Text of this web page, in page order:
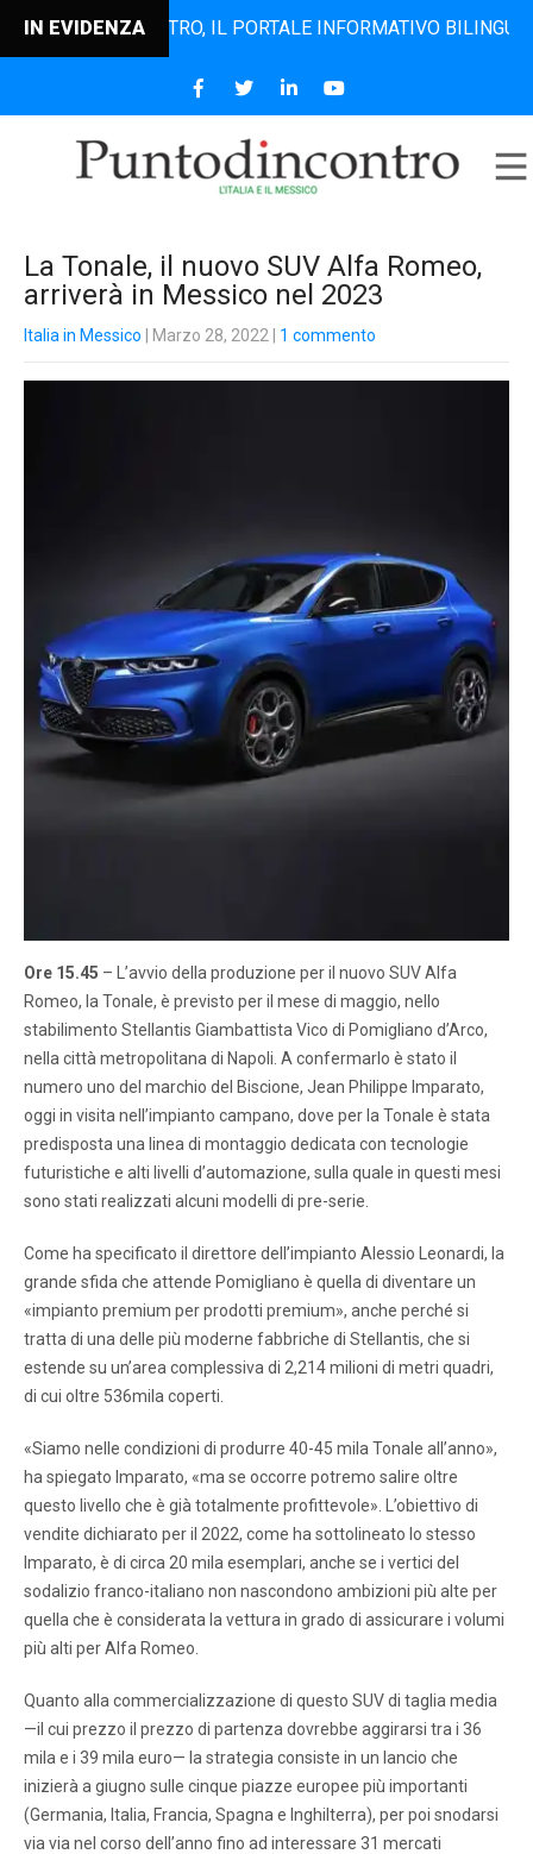
IN EVIDENZA IL PORTALE INFORMATIVO BILINGUE
La Tonale, il nuovo SUV Alfa Romeo,
arriverà in Messico nel 2023
Italia in Messico | Marzo 28, 2022 1 commento
Ore 15.45 – L’avvio della produzione per il nuovo SUV Alfa
Romeo, la Tonale, è previsto per il mese di maggio, nello
stabilimento Stellantis Giambattista Vico di Pomigliano d’Arco,
nella città metropolitana di Napoli. A confermarlo è stato il
numero uno del marchio del Biscione, Jean Philippe Imparato,
oggi in visita nell’impianto campano, dove per la Tonale è stata
predisposta una linea di montaggio dedicata con tecnologie
futuristiche e alti livelli d’automazione, sulla quale in questi mesi
sono stati realizzati alcuni modelli di pre-serie.
Come ha specificato il direttore dell’impianto Alessio Leonardi, la
grande sfida che attende Pomigliano è quella di diventare un
«impianto premium per prodotti premium», anche perché si
tratta di una delle più moderne fabbriche di Stellantis, che si
estende su un’area complessiva di 2,214 milioni di metri quadri,
di cui oltre 536mila coperti.
«Siamo nelle condizioni di produrre 40-45 mila Tonale all’anno»,
ha spiegato Imparato, «ma se occorre potremo salire oltre
questo livello che è già totalmente profittevole». L’obiettivo di
vendite dichiarato per il 2022, come ha sottolineato lo stesso
Imparato, è di circa 20 mila esemplari, anche se i vertici del
sodalizio franco-italiano non nascondono ambizioni più alte per
quella che è considerata la vettura in grado di assicurare i volumi
più alti per Alfa Romeo.
Quanto alla commercializzazione di questo SUV di taglia media
—il cui prezzo il prezzo di partenza dovrebbe aggirarsi tra i 36
mila e i 39 mila euro— la strategia consiste in un lancio che
inizierà a giugno sulle cinque piazze europee più importanti
(Germania, Italia, Francia, Spagna e Inghilterra), per poi snodarsi
via via nel corso dell’anno fino ad interessare 31 mercati